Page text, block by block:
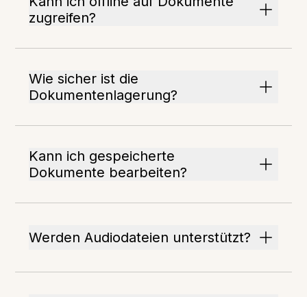
zugreifen?
Wie sicher ist die
Dokumentenlagerung?
Kann ich gespeicherte
Dokumente bearbeiten?
Werden Audiodateien unterstützt?